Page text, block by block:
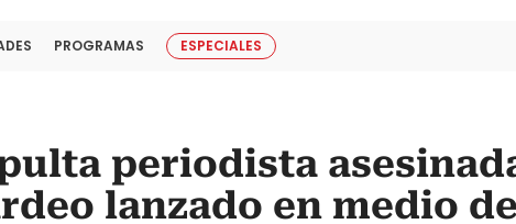
PROGRAMAS ESPECIALES
periodista
lanzado en medio